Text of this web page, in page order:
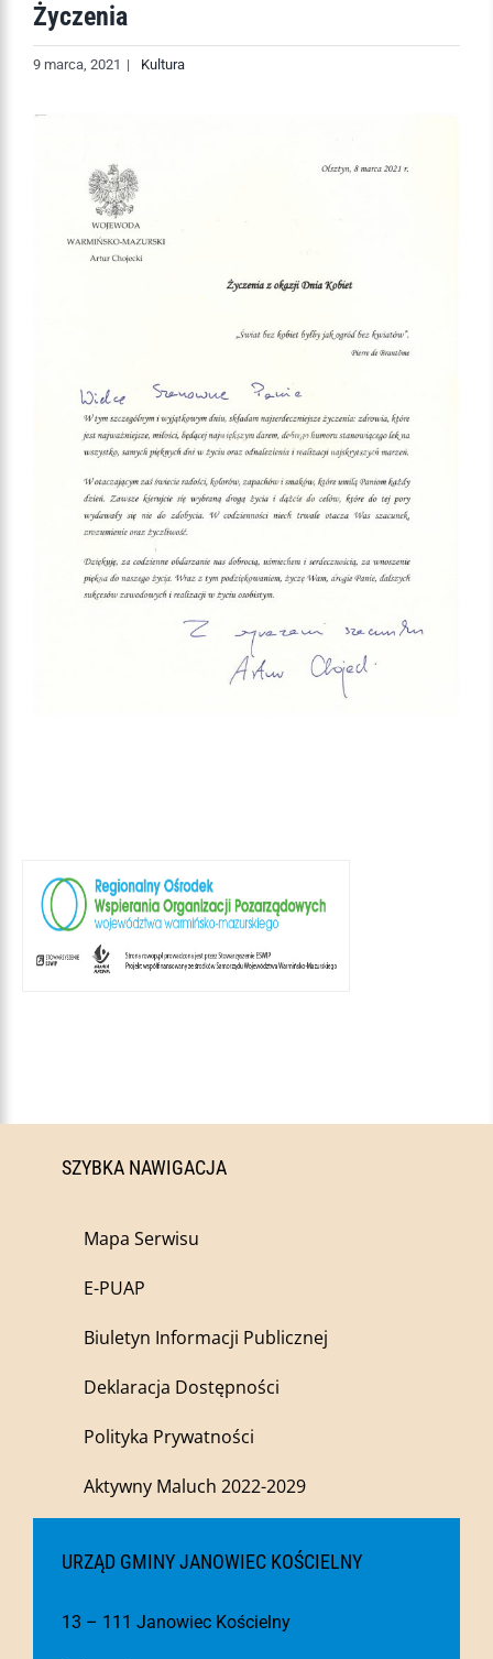
Życzenia
9 marca, 2021 | Kultura
SZYBKA NAWIGACJA
Mapa Serwisu
E-PUAP
Biuletyn Informacji Publicznej
Deklaracja Dostępności
Polityka Prywatności
Aktywny Maluch 2022-2029
URZĄD GMINY JANOWIEC KOŚCIELNY
13 – 111 Janowiec Kościelny